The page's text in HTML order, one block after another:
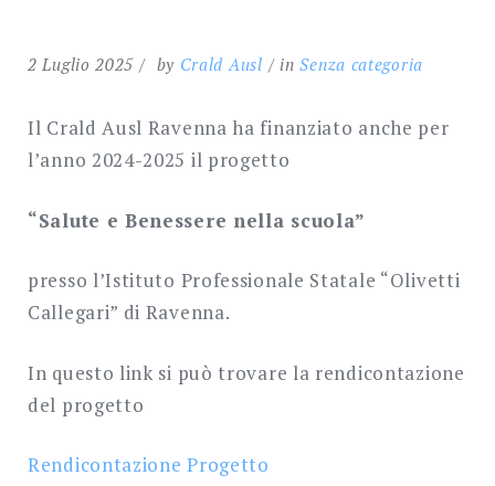
2 Luglio 2025 by Crald Ausl inSenza categoria
Il Crald Ausl Ravenna ha finanziato anche per
l’anno 2024-2025 il progetto
“Salute e Benessere nella scuola”
presso l’Istituto Professionale Statale “Olivetti
Callegari” di Ravenna.
In questo link si può trovare la rendicontazione
del progetto
Rendicontazione Progetto